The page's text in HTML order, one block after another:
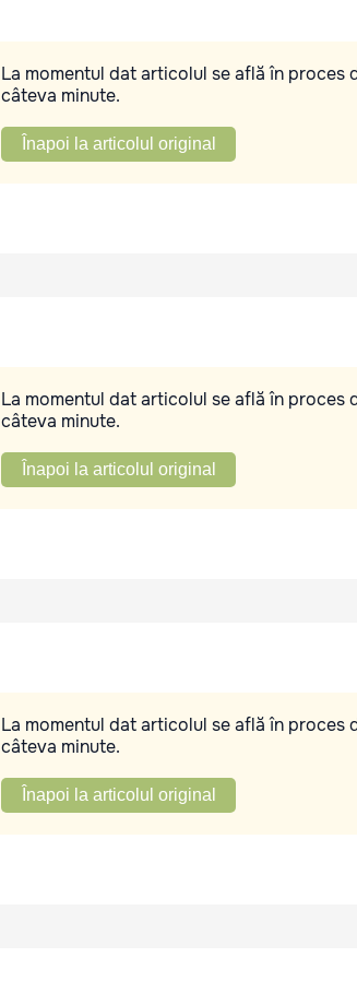
La momentul dat articolul se află în proces
câteva minute.
Înapoi la articolul original
La momentul dat articolul se află în proces
câteva minute.
Înapoi la articolul original
La momentul dat articolul se află în proces
câteva minute.
Înapoi la articolul original